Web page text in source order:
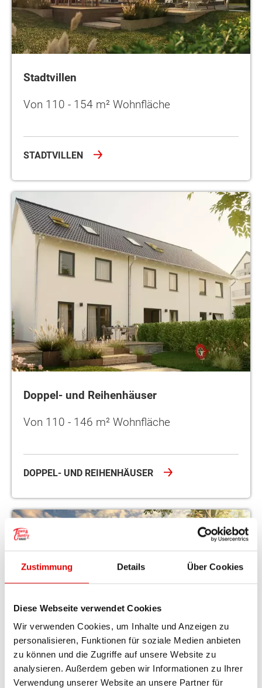
Zustimmung Details Über Cookies
Diese Webseite verwendet Cookies
Wir verwenden Cookies, um Inhalte und Anzeigen zu
personalisieren, Funktionen für soziale Medien anbieten
zu können und die Zugriffe auf unsere Website zu
analysieren. Außerdem geben wir Informationen zu Ihrer
Verwendung unserer Website an unsere Partner für
Stadtvillen
Von 110 - 154 m² Wohnfläche
STADTVILLEN
Doppel- und Reihenhäuser
Von 110 - 146 m² Wohnfläche
DOPPEL- UND REIHENHÄUSER